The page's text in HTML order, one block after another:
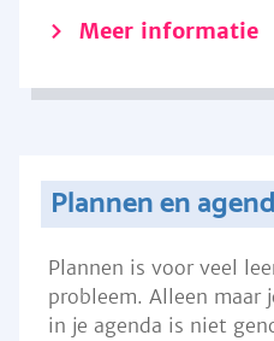
Meer informatie
Plannen en
Plannen is voor veel
probleem. Alleen maar
in je agenda is niet